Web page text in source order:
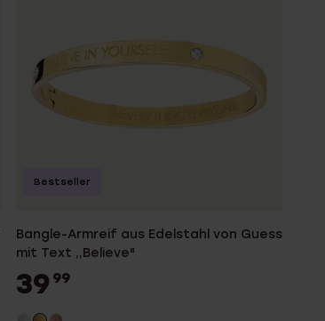
Bangle-Armreif aus Edelstahl von Guess
mit Text ,,Believe"
39 99
Bestseller